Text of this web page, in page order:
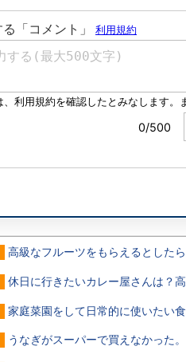
高級なフルーツをもらえるとした
休日に行きたいカレー屋さんは？
家庭菜園をして日常的に使いたい
うなぎがスーパーで買えなかった